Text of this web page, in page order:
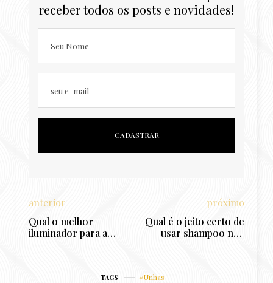
receber todos os posts e novidades!
Seu Nome
seu e-mail
anterior
Qual o melhor
iluminador para a
próximo
Qual é o jeito certo de
usar shampoo nos
TAGS Unhas